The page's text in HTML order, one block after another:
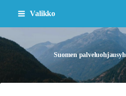
Siirry
Valikko
Suomen